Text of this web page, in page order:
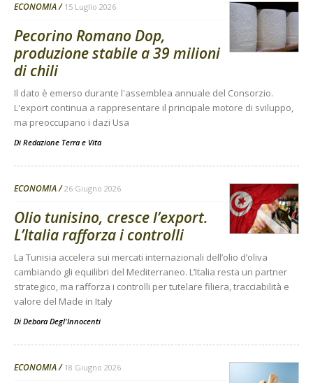
ECONOMIA 15 Luglio 2026
Pecorino Romano Dop,
produzione stabile a 39 milioni
di chili
Il dato è emerso durante l'assemblea annuale del Consorzio.
L'export continua a rappresentare il principale motore di sviluppo,
ma preoccupano i dazi Usa
Di Redazione Terra e Vita
ECONOMIA 26 Giugno 2026
Olio tunisino, cresce l’export.
L’Italia rafforza i controlli
La Tunisia accelera sui mercati internazionali dell’olio d’oliva
cambiando gli equilibri del Mediterraneo. L’Italia resta un partner
strategico, ma rafforza i controlli per tutelare filiera, tracciabilità e
valore del Made in Italy
Di Debora Degl'Innocenti
ECONOMIA 18 Giugno 2026